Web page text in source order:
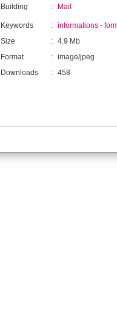
Building : Mail
Keywords : informations -
Size
: 4.9 Mb
Format
: image/jpeg
Downloads
: 458